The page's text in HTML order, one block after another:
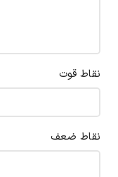
نقاط قوت
نقاط ضعف